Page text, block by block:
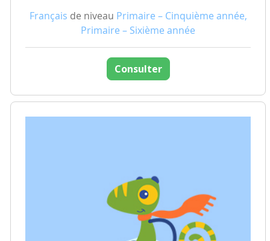
Français de niveau Primaire – Cinquième année,
Primaire – Sixième année
Consulter